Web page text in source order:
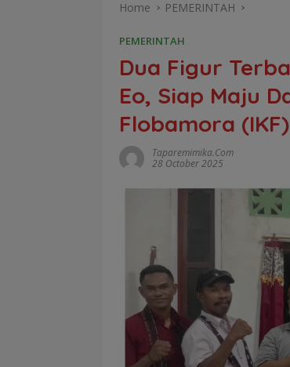
Home PEMERINTAH
PEMERINTAH
Dua Figur
Eo, Siap Maju
Flobamora (IKF)
Taparemimika.com
28 October 2025